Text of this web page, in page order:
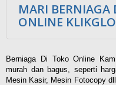
MARI
ONLINE
Berniaga Di Toko Online
murah dan bagus, seperti
Mesin Kasir, Mesin Fotocopy